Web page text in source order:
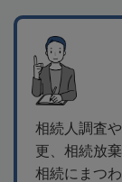
相続人調査
更、相続放棄
相続にまつ